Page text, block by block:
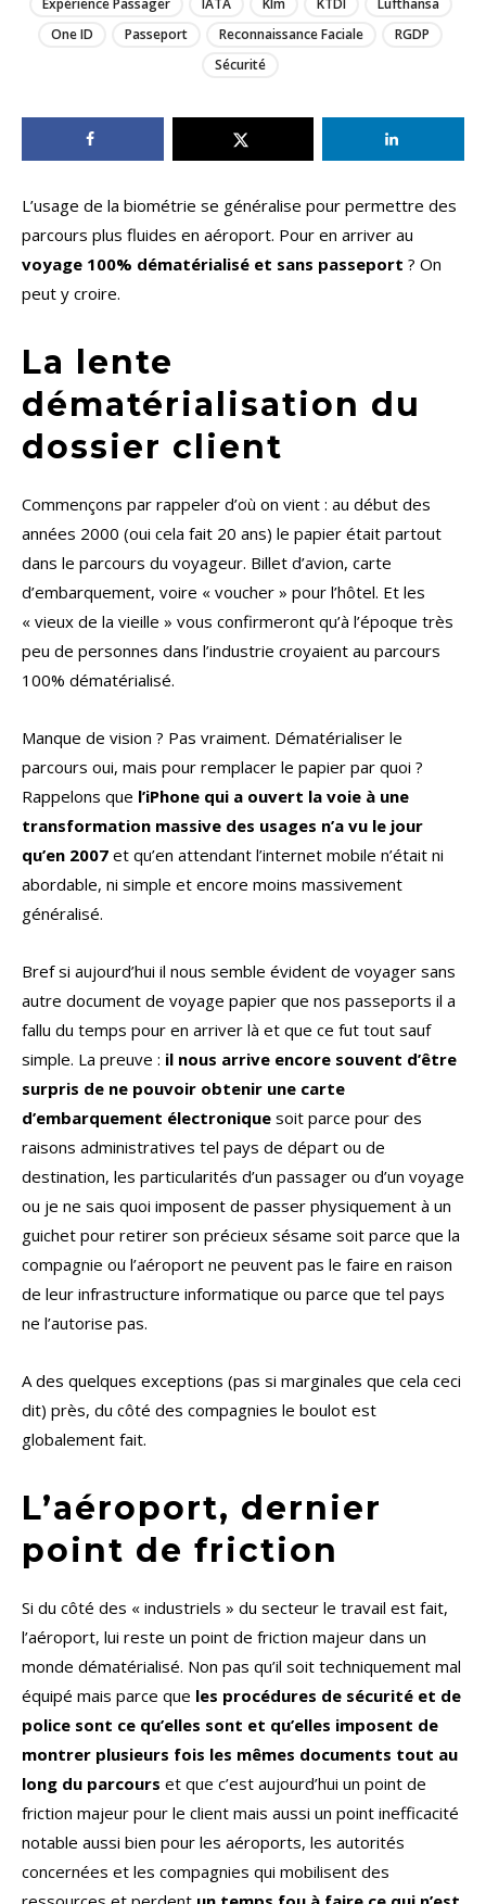
Expérience Passager
IATA Klm KTDI
Lufthansa
One ID
Passeport Reconnaissance Faciale
RGDP
Sécurité
L’usage de la biométrie se généralise pour permettre des
parcours plus fluides en aéroport. Pour en arriver au
voyage 100% dématérialisé et sans passeport ? On
peut y croire.
La lente
dématérialisation du
dossier client
Commençons par rappeler d’où on vient : au début des
années 2000 (oui cela fait 20 ans) le papier était partout
dans le parcours du voyageur. Billet d’avion, carte
d’embarquement, voire « voucher » pour l’hôtel. Et les
« vieux de la vieille » vous confirmeront qu’à l’époque très
peu de personnes dans l’industrie croyaient au parcours
100% dématérialisé.
Manque de vision ? Pas vraiment. Dématérialiser le
parcours oui, mais pour remplacer le papier par quoi ?
Rappelons que l’iPhone qui a ouvert la voie à une
transformation massive des usages n’a vu le jour
qu’en 2007 et qu’en attendant l’internet mobile n’était ni
abordable, ni simple et encore moins massivement
généralisé.
Bref si aujourd’hui il nous semble évident de voyager sans
autre document de voyage papier que nos passeports il a
fallu du temps pour en arriver là et que ce fut tout sauf
simple. La preuve : il nous arrive encore souvent d’être
surpris de ne pouvoir obtenir une carte
d’embarquement électronique soit parce pour des
raisons administratives tel pays de départ ou de
destination, les particularités d’un passager ou d’un voyage
ou je ne sais quoi imposent de passer physiquement à un
guichet pour retirer son précieux sésame soit parce que la
compagnie ou l’aéroport ne peuvent pas le faire en raison
de leur infrastructure informatique ou parce que tel pays
ne l’autorise pas.
A des quelques exceptions (pas si marginales que cela ceci
dit) près, du côté des compagnies le boulot est
globalement fait.
L’aéroport, dernier
point de friction
Si du côté des « industriels » du secteur le travail est fait,
l’aéroport, lui reste un point de friction majeur dans un
monde dématérialisé. Non pas qu’il soit techniquement mal
équipé mais parce que les procédures de sécurité et de
police sont ce qu’elles sont et qu’elles imposent de
montrer plusieurs fois les mêmes documents tout au
long du parcours et que c’est aujourd’hui un point de
friction majeur pour le client mais aussi un point inefficacité
notable aussi bien pour les aéroports, les autorités
concernées et les compagnies qui mobilisent des